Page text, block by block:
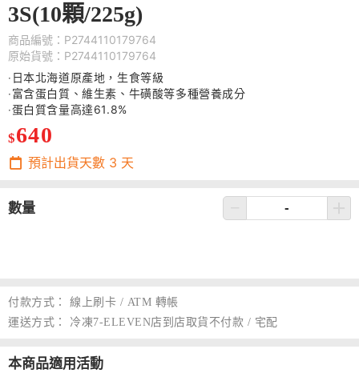
3S(10顆/225g)
商品編號：P2744110179764
原始貨號：P2744110179764
‧日本北海道原產地，生食等級
‧富含蛋白質、維生素、牛磺酸等多種營養成分
‧蛋白質含量高達61.8%
$640
預計出貨天數 3 天
數量
付款方式：
線上刷卡 / ATM 轉帳
運送方式：
冷凍7-ELEVEN店到店取貨不付款 / 宅配
本商品適用活動